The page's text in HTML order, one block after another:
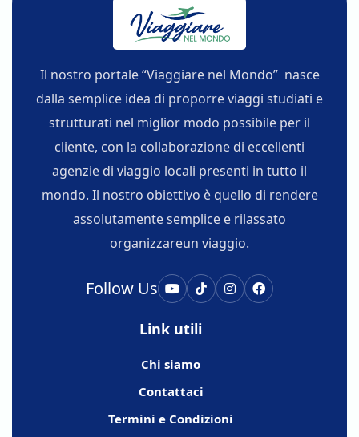
Il nostro portale “Viaggiare nel Mondo” nasce
dalla semplice idea di proporre viaggi studiati e
strutturati nel miglior modo possibile per il
cliente, con la collaborazione di eccellenti
agenzie di viaggio locali presenti in tutto il
mondo. Il nostro obiettivo è quello di rendere
assolutamente semplice e rilassato
organizzareun viaggio.
Follow Us
Link utili
Chi siamo
Contattaci
Termini e Condizioni